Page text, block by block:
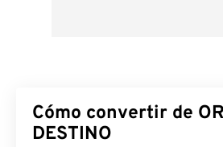
Cómo convertir de
DESTINO